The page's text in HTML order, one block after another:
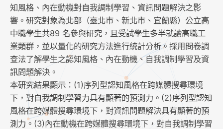
知風格、內在動機對自我調制學習、資訊問題解決之影
響。研究對象為北部（臺北市、新北市、宜蘭縣）公立高
中職學生共89 名參與研究，且受試學生多半就讀高職工
業類群，並以量化的研究方法進行統計分析。採用問卷調
查法了解學生之認知風格、內在動機、自我調制學習及資
訊問題解決。
本研究結果顯示：(1)序列型認知風格在跨媒體搜尋環境
下，對自我調制學習力具有顯著的預測力。(2)序列型認知
風格在跨媒體搜尋環境下，對資訊問題解決具有顯著的預
測力。(3)內在動機在跨媒體搜尋環境下，對自我調制學習